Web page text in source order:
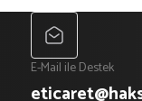
E-Mail ile Destek